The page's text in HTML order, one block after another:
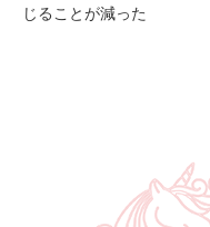
じることが減った